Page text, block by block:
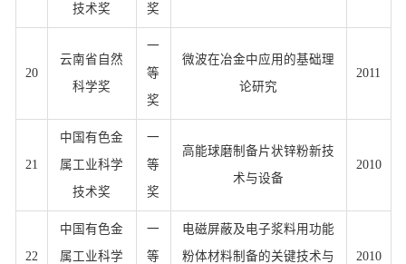
技术奖
奖
20
云南省自然
科学奖
一
等
奖
微波在冶金中应用的基础理
论研究
2011
21
中国有色金
属工业科学
技术奖
一
等
奖
高能球磨制备片状锌粉新技
术与设备
2010
22
中国有色金
属工业科学
一
等
电磁屏蔽及电子浆料用功能
粉体材料制备的关键技术与
2010